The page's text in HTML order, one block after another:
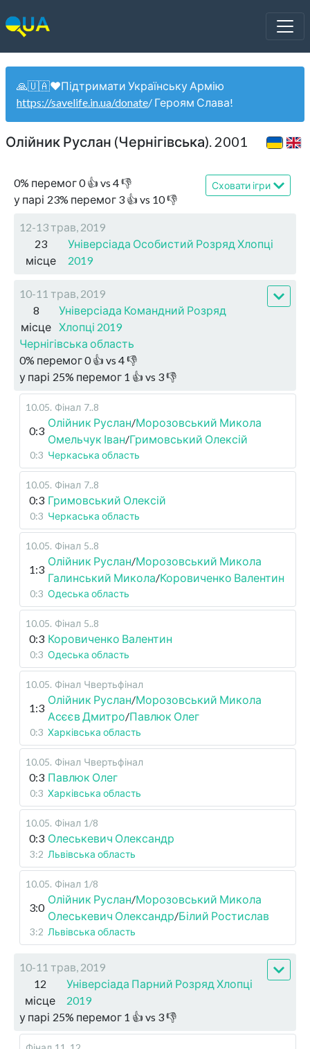
🙏🇺🇦❤️Підтримати Українську Армію
https://savelife.in.ua/donate/ Героям Слава!
Олійник Руслан (Чернігівська). 2001
0% перемог0👍 vs 4👎
у парі 23% перемог 3 👍 vs 10👎
Сховати ігри
12-13 трав, 2019
23
місце
Універсіада Особистий Розряд Хлопці
2019
10-11 трав, 2019
8
місце
Універсіада Командний Розряд
Хлопці 2019
Чернігівська область
0% перемог0👍 vs 4👎
у парі 25% перемог 1 👍 vs 3👎
10.05. Фінал 7..8
0:3
Олійник Руслан/Морозовський Микола
Омельчук Іван/Гримовський Олексій
0:3 Черкаська область
10.05. Фінал 7..8
0:3 Гримовський Олексій
0:3 Черкаська область
10.05. Фінал 5..8
1:3
Олійник Руслан/Морозовський Микола
Галинський Микола/Коровиченко Валентин
0:3 Одеська область
10.05. Фінал 5..8
0:3 Коровиченко Валентин
0:3 Одеська область
10.05. Фінал Чвертьфінал
1:3
Олійник Руслан/Морозовський Микола
Асєєв Дмитро/Павлюк Олег
0:3 Харківська область
10.05. Фінал Чвертьфінал
0:3 Павлюк Олег
0:3 Харківська область
10.05. Фінал 1/8
0:3 Олеськевич Олександр
3:2 Львівська область
10.05. Фінал 1/8
3:0
Олійник Руслан/Морозовський Микола
Олеськевич Олександр/Білий Ростислав
3:2 Львівська область
10-11 трав, 2019
12
місце
Універсіада Парний Розряд Хлопці
2019
у парі 25% перемог 1 👍 vs 3👎